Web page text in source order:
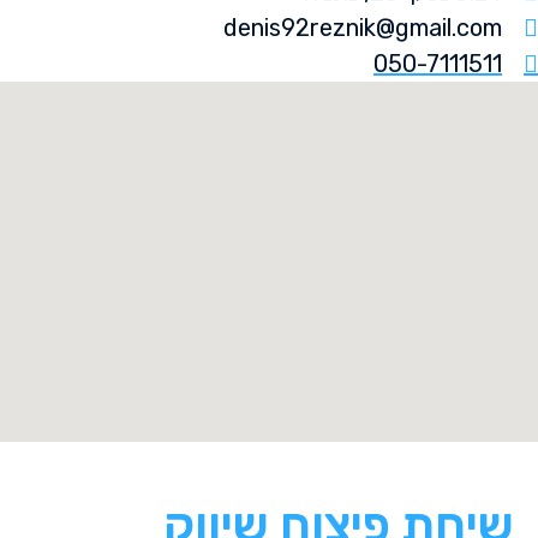
denis92reznik@gmail.com
050-7111511
שיחת פיצוח שיווק